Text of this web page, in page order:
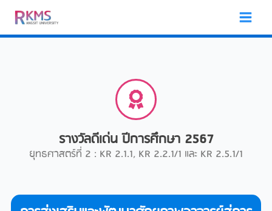
content
รางวัลดีเด่น ปีการศึกษา 2567
ยุทธศาสตร์ที่ 2 : KR 2.1.1, KR 2.2.1/1 และ KR 2.5.1/1